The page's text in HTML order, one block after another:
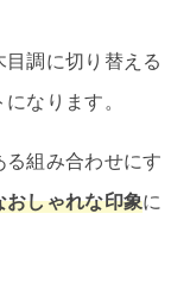
調に切り替える
なります。
組み合わせにす
おしゃれな印象に